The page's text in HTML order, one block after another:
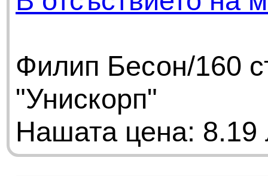
Филип Бесон/160
"Унискорп"
Нашата цена: 8.19